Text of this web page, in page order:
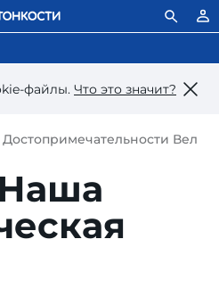
файлы. Что это значит?
Достопримечательности